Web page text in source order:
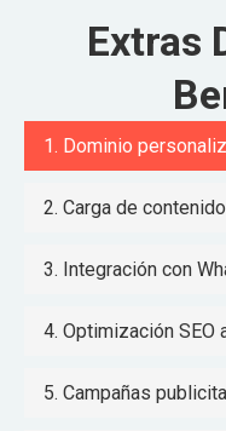
Extras
1. Dominio
2. Carga de
3. Integración con
4. Optimización
5. Campañas